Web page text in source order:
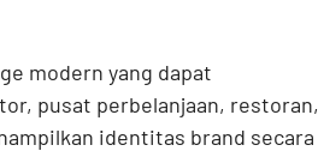
modern yang dapat
pusat perbelanjaan, restoran,
identitas brand secara